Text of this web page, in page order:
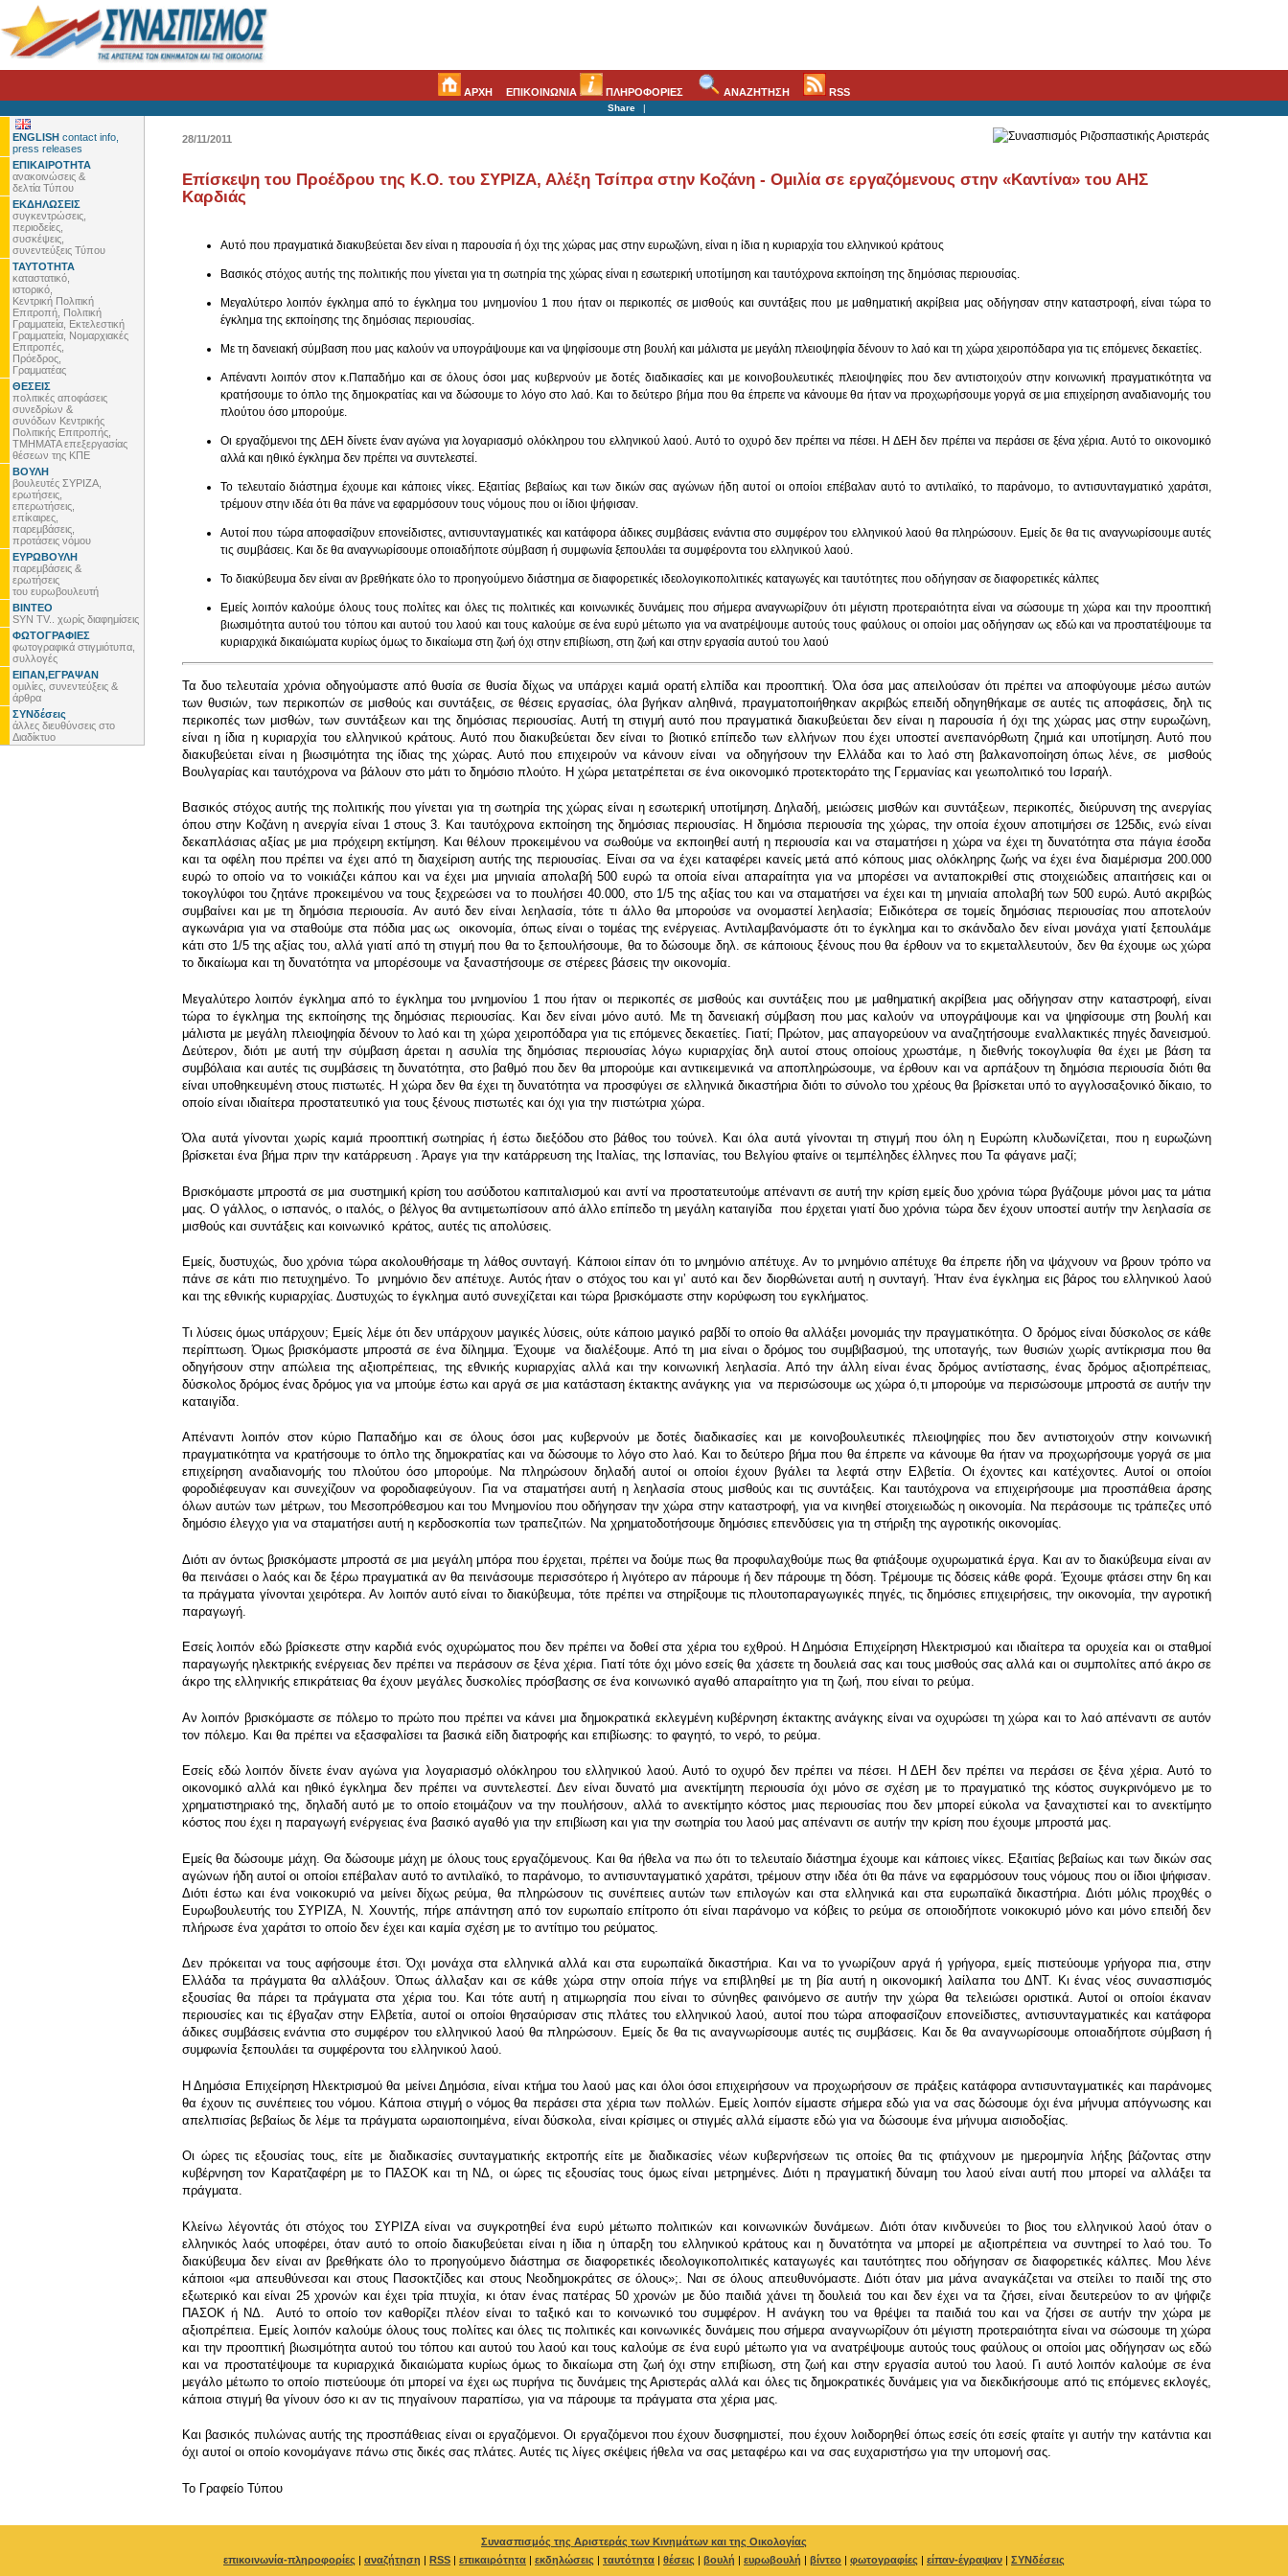
ΑΡΧΗ ΕΠΙΚΟΙΝΩΝΙΑ ΠΛΗΡΟΦΟΡΙΕΣ ΑΝΑΖΗΤΗΣΗ RSS
Share |
ENGLISH contact info,
press releases
ΕΠΙΚΑΙΡΟΤΗΤΑ
ανακοινώσεις &
δελτία Τύπου
ΕΚΔΗΛΩΣΕΙΣ
συγκεντρώσεις,
περιοδείες,
συσκέψεις,
συνεντεύξεις Τύπου
ΤΑΥΤΟΤΗΤΑ
καταστατικό,
ιστορικό,
Κεντρική Πολιτική
Επιτροπή, Πολιτική
Γραμματεία, Εκτελεστική
Γραμματεία, Νομαρχιακές
Επιτροπές,
Πρόεδρος,
Γραμματέας
ΘΕΣΕΙΣ
πολιτικές αποφάσεις
συνεδρίων &
συνόδων Κεντρικής
Πολιτικής Επιτροπής,
ΤΜΗΜΑΤΑ επεξεργασίας
θέσεων της ΚΠΕ
ΒΟΥΛΗ
βουλευτές ΣΥΡΙΖΑ,
ερωτήσεις,
επερωτήσεις,
επίκαιρες,
παρεμβάσεις,
προτάσεις νόμου
ΕΥΡΩΒΟΥΛΗ
παρεμβάσεις &
ερωτήσεις
του ευρωβουλευτή
ΒΙΝΤΕΟ
SYN TV.. χωρίς διαφημίσεις
ΦΩΤΟΓΡΑΦΙΕΣ
φωτογραφικά στιγμιότυπα,
συλλογές
ΕΙΠΑΝ,ΕΓΡΑΨΑΝ
ομιλίες, συνεντεύξεις &
άρθρα
ΣΥΝδέσεις
άλλες διευθύνσεις στο
Διαδίκτυο
28/11/2011
Επίσκεψη του Προέδρου της Κ.Ο. του ΣΥΡΙΖΑ, Αλέξη Τσίπρα στην Κοζάνη - Ομιλία σε εργαζόμενους στην «Καντίνα» του ΑΗΣ
Καρδιάς
Αυτό που πραγματικά διακυβεύεται δεν είναι η παρουσία ή όχι της χώρας μας στην ευρωζώνη, είναι η ίδια η κυριαρχία του ελληνικού κράτους
Βασικός στόχος αυτής της πολιτικής που γίνεται για τη σωτηρία της χώρας είναι η εσωτερική υποτίμηση και ταυτόχρονα εκποίηση της δημόσιας περιουσίας.
Μεγαλύτερο λοιπόν έγκλημα από το έγκλημα του μνημονίου 1 που ήταν οι περικοπές σε μισθούς και συντάξεις που με μαθηματική ακρίβεια μας οδήγησαν στην καταστροφή, είναι τώρα το
έγκλημα της εκποίησης της δημόσιας περιουσίας.
Με τη δανειακή σύμβαση που μας καλούν να υπογράψουμε και να ψηφίσουμε στη βουλή και μάλιστα με μεγάλη πλειοψηφία δένουν το λαό και τη χώρα χειροπόδαρα για τις επόμενες δεκαετίες.
Απέναντι λοιπόν στον κ.Παπαδήμο και σε όλους όσοι μας κυβερνούν με δοτές διαδικασίες και με κοινοβουλευτικές πλειοψηφίες που δεν αντιστοιχούν στην κοινωνική πραγματικότητα να
κρατήσουμε το όπλο της δημοκρατίας και να δώσουμε το λόγο στο λαό. Και το δεύτερο βήμα που θα έπρεπε να κάνουμε θα ήταν να προχωρήσουμε γοργά σε μια επιχείρηση αναδιανομής του
πλούτου όσο μπορούμε.
Οι εργαζόμενοι της ΔΕΗ δίνετε έναν αγώνα για λογαριασμό ολόκληρου του ελληνικού λαού. Αυτό το οχυρό δεν πρέπει να πέσει. Η ΔΕΗ δεν πρέπει να περάσει σε ξένα χέρια. Αυτό το οικονομικό
αλλά και ηθικό έγκλημα δεν πρέπει να συντελεστεί.
Το τελευταίο διάστημα έχουμε και κάποιες νίκες. Εξαιτίας βεβαίως και των δικών σας αγώνων ήδη αυτοί οι οποίοι επέβαλαν αυτό το αντιλαϊκό, το παράνομο, το αντισυνταγματικό χαράτσι,
τρέμουν στην ιδέα ότι θα πάνε να εφαρμόσουν τους νόμους που οι ίδιοι ψήφισαν.
Αυτοί που τώρα αποφασίζουν επονείδιστες, αντισυνταγματικές και κατάφορα άδικες συμβάσεις ενάντια στο συμφέρον του ελληνικού λαού θα πληρώσουν. Εμείς δε θα τις αναγνωρίσουμε αυτές
τις συμβάσεις. Και δε θα αναγνωρίσουμε οποιαδήποτε σύμβαση ή συμφωνία ξεπουλάει τα συμφέροντα του ελληνικού λαού.
Το διακύβευμα δεν είναι αν βρεθήκατε όλο το προηγούμενο διάστημα σε διαφορετικές ιδεολογικοπολιτικές καταγωγές και ταυτότητες που οδήγησαν σε διαφορετικές κάλπες
Εμείς λοιπόν καλούμε όλους τους πολίτες και όλες τις πολιτικές και κοινωνικές δυνάμεις που σήμερα αναγνωρίζουν ότι μέγιστη προτεραιότητα είναι να σώσουμε τη χώρα και την προοπτική
βιωσιμότητα αυτού του τόπου και αυτού του λαού και τους καλούμε σε ένα ευρύ μέτωπο για να ανατρέψουμε αυτούς τους φαύλους οι οποίοι μας οδήγησαν ως εδώ και να προστατέψουμε τα
κυριαρχικά δικαιώματα κυρίως όμως το δικαίωμα στη ζωή όχι στην επιβίωση, στη ζωή και στην εργασία αυτού του λαού
Τα δυο τελευταία χρόνια οδηγούμαστε από θυσία σε θυσία δίχως να υπάρχει καμιά ορατή ελπίδα και προοπτική. Όλα όσα μας απειλούσαν ότι πρέπει να αποφύγουμε μέσω αυτών
των θυσιών, των περικοπών σε μισθούς και συντάξεις, σε θέσεις εργασίας, όλα βγήκαν αληθινά, πραγματοποιήθηκαν ακριβώς επειδή οδηγηθήκαμε σε αυτές τις αποφάσεις, δηλ τις
περικοπές των μισθών, των συντάξεων και της δημόσιας περιουσίας. Αυτή τη στιγμή αυτό που πραγματικά διακυβεύεται δεν είναι η παρουσία ή όχι της χώρας μας στην ευρωζώνη,
είναι η ίδια η κυριαρχία του ελληνικού κράτους. Αυτό που διακυβεύεται δεν είναι το βιοτικό επίπεδο των ελλήνων που έχει υποστεί ανεπανόρθωτη ζημιά και υποτίμηση. Αυτό που
διακυβεύεται είναι η βιωσιμότητα της ίδιας της χώρας. Αυτό που επιχειρούν να κάνουν είναι να οδηγήσουν την Ελλάδα και το λαό στη βαλκανοποίηση όπως λένε, σε μισθούς
Βουλγαρίας και ταυτόχρονα να βάλουν στο μάτι το δημόσιο πλούτο. Η χώρα μετατρέπεται σε ένα οικονομικό προτεκτοράτο της Γερμανίας και γεωπολιτικό του Ισραήλ.
Βασικός στόχος αυτής της πολιτικής που γίνεται για τη σωτηρία της χώρας είναι η εσωτερική υποτίμηση. Δηλαδή, μειώσεις μισθών και συντάξεων, περικοπές, διεύρυνση της ανεργίας
όπου στην Κοζάνη η ανεργία είναι 1 στους 3. Και ταυτόχρονα εκποίηση της δημόσιας περιουσίας. Η δημόσια περιουσία της χώρας, την οποία έχουν αποτιμήσει σε 125δις, ενώ είναι
δεκαπλάσιας αξίας με μια πρόχειρη εκτίμηση. Και θέλουν προκειμένου να σωθούμε να εκποιηθεί αυτή η περιουσία και να σταματήσει η χώρα να έχει τη δυνατότητα στα πάγια έσοδα
και τα οφέλη που πρέπει να έχει από τη διαχείριση αυτής της περιουσίας. Είναι σα να έχει καταφέρει κανείς μετά από κόπους μιας ολόκληρης ζωής να έχει ένα διαμέρισμα 200.000
ευρώ το οποίο να το νοικιάζει κάπου και να έχει μια μηνιαία απολαβή 500 ευρώ τα οποία είναι απαραίτητα για να μπορέσει να ανταποκριθεί στις στοιχειώδεις απαιτήσεις και οι
τοκογλύφοι του ζητάνε προκειμένου να τους ξεχρεώσει να το πουλήσει 40.000, στο 1/5 της αξίας του και να σταματήσει να έχει και τη μηνιαία απολαβή των 500 ευρώ. Αυτό ακριβώς
συμβαίνει και με τη δημόσια περιουσία. Αν αυτό δεν είναι λεηλασία, τότε τι άλλο θα μπορούσε να ονομαστεί λεηλασία; Ειδικότερα σε τομείς δημόσιας περιουσίας που αποτελούν
αγκωνάρια για να σταθούμε στα πόδια μας ως οικονομία, όπως είναι ο τομέας της ενέργειας. Αντιλαμβανόμαστε ότι το έγκλημα και το σκάνδαλο δεν είναι μονάχα γιατί ξεπουλάμε
κάτι στο 1/5 της αξίας του, αλλά γιατί από τη στιγμή που θα το ξεπουλήσουμε, θα το δώσουμε δηλ. σε κάποιους ξένους που θα έρθουν να το εκμεταλλευτούν, δεν θα έχουμε ως χώρα
το δικαίωμα και τη δυνατότητα να μπορέσουμε να ξαναστήσουμε σε στέρεες βάσεις την οικονομία.
Μεγαλύτερο λοιπόν έγκλημα από το έγκλημα του μνημονίου 1 που ήταν οι περικοπές σε μισθούς και συντάξεις που με μαθηματική ακρίβεια μας οδήγησαν στην καταστροφή, είναι
τώρα το έγκλημα της εκποίησης της δημόσιας περιουσίας. Και δεν είναι μόνο αυτό. Με τη δανειακή σύμβαση που μας καλούν να υπογράψουμε και να ψηφίσουμε στη βουλή και
μάλιστα με μεγάλη πλειοψηφία δένουν το λαό και τη χώρα χειροπόδαρα για τις επόμενες δεκαετίες. Γιατί; Πρώτον, μας απαγορεύουν να αναζητήσουμε εναλλακτικές πηγές δανεισμού.
Δεύτερον, διότι με αυτή την σύμβαση άρεται η ασυλία της δημόσιας περιουσίας λόγω κυριαρχίας δηλ αυτοί στους οποίους χρωστάμε, η διεθνής τοκογλυφία θα έχει με βάση τα
συμβόλαια και αυτές τις συμβάσεις τη δυνατότητα, στο βαθμό που δεν θα μπορούμε και αντικειμενικά να αποπληρώσουμε, να έρθουν και να αρπάξουν τη δημόσια περιουσία διότι θα
είναι υποθηκευμένη στους πιστωτές. Η χώρα δεν θα έχει τη δυνατότητα να προσφύγει σε ελληνικά δικαστήρια διότι το σύνολο του χρέους θα βρίσκεται υπό το αγγλοσαξονικό δίκαιο, το
οποίο είναι ιδιαίτερα προστατευτικό για τους ξένους πιστωτές και όχι για την πιστώτρια χώρα.
Όλα αυτά γίνονται χωρίς καμιά προοπτική σωτηρίας ή έστω διεξόδου στο βάθος του τούνελ. Και όλα αυτά γίνονται τη στιγμή που όλη η Ευρώπη κλυδωνίζεται, που η ευρωζώνη
βρίσκεται ένα βήμα πριν την κατάρρευση . Άραγε για την κατάρρευση της Ιταλίας, της Ισπανίας, του Βελγίου φταίνε οι τεμπέληδες έλληνες που Τα φάγανε μαζί;
Βρισκόμαστε μπροστά σε μια συστημική κρίση του ασύδοτου καπιταλισμού και αντί να προστατευτούμε απέναντι σε αυτή την κρίση εμείς δυο χρόνια τώρα βγάζουμε μόνοι μας τα μάτια
μας. Ο γάλλος, ο ισπανός, ο ιταλός, ο βέλγος θα αντιμετωπίσουν από άλλο επίπεδο τη μεγάλη καταιγίδα που έρχεται γιατί δυο χρόνια τώρα δεν έχουν υποστεί αυτήν την λεηλασία σε
μισθούς και συντάξεις και κοινωνικό κράτος, αυτές τις απολύσεις.
Εμείς, δυστυχώς, δυο χρόνια τώρα ακολουθήσαμε τη λάθος συνταγή. Κάποιοι είπαν ότι το μνημόνιο απέτυχε. Αν το μνημόνιο απέτυχε θα έπρεπε ήδη να ψάχνουν να βρουν τρόπο να
πάνε σε κάτι πιο πετυχημένο. Το μνημόνιο δεν απέτυχε. Αυτός ήταν ο στόχος του και γιʼ αυτό και δεν διορθώνεται αυτή η συνταγή. Ήταν ένα έγκλημα εις βάρος του ελληνικού λαού
και της εθνικής κυριαρχίας. Δυστυχώς το έγκλημα αυτό συνεχίζεται και τώρα βρισκόμαστε στην κορύφωση του εγκλήματος.
Τι λύσεις όμως υπάρχουν; Εμείς λέμε ότι δεν υπάρχουν μαγικές λύσεις, ούτε κάποιο μαγικό ραβδί το οποίο θα αλλάξει μονομιάς την πραγματικότητα. Ο δρόμος είναι δύσκολος σε κάθε
περίπτωση. Όμως βρισκόμαστε μπροστά σε ένα δίλημμα. Έχουμε να διαλέξουμε. Από τη μια είναι ο δρόμος του συμβιβασμού, της υποταγής, των θυσιών χωρίς αντίκρισμα που θα
οδηγήσουν στην απώλεια της αξιοπρέπειας, της εθνικής κυριαρχίας αλλά και την κοινωνική λεηλασία. Από την άλλη είναι ένας δρόμος αντίστασης, ένας δρόμος αξιοπρέπειας,
δύσκολος δρόμος ένας δρόμος για να μπούμε έστω και αργά σε μια κατάσταση έκτακτης ανάγκης για να περισώσουμε ως χώρα ό,τι μπορούμε να περισώσουμε μπροστά σε αυτήν την
καταιγίδα.
Απέναντι λοιπόν στον κύριο Παπαδήμο και σε όλους όσοι μας κυβερνούν με δοτές διαδικασίες και με κοινοβουλευτικές πλειοψηφίες που δεν αντιστοιχούν στην κοινωνική
πραγματικότητα να κρατήσουμε το όπλο της δημοκρατίας και να δώσουμε το λόγο στο λαό. Και το δεύτερο βήμα που θα έπρεπε να κάνουμε θα ήταν να προχωρήσουμε γοργά σε μια
επιχείρηση αναδιανομής του πλούτου όσο μπορούμε. Να πληρώσουν δηλαδή αυτοί οι οποίοι έχουν βγάλει τα λεφτά στην Ελβετία. Οι έχοντες και κατέχοντες. Αυτοί οι οποίοι
φοροδιέφευγαν και συνεχίζουν να φοροδιαφεύγουν. Για να σταματήσει αυτή η λεηλασία στους μισθούς και τις συντάξεις. Και ταυτόχρονα να επιχειρήσουμε μια προσπάθεια άρσης
όλων αυτών των μέτρων, του Μεσοπρόθεσμου και του Μνημονίου που οδήγησαν την χώρα στην καταστροφή, για να κινηθεί στοιχειωδώς η οικονομία. Να περάσουμε τις τράπεζες υπό
δημόσιο έλεγχο για να σταματήσει αυτή η κερδοσκοπία των τραπεζιτών. Να χρηματοδοτήσουμε δημόσιες επενδύσεις για τη στήριξη της αγροτικής οικονομίας.
Διότι αν όντως βρισκόμαστε μπροστά σε μια μεγάλη μπόρα που έρχεται, πρέπει να δούμε πως θα προφυλαχθούμε πως θα φτιάξουμε οχυρωματικά έργα. Και αν το διακύβευμα είναι αν
θα πεινάσει ο λαός και δε ξέρω πραγματικά αν θα πεινάσουμε περισσότερο ή λιγότερο αν πάρουμε ή δεν πάρουμε τη δόση. Τρέμουμε τις δόσεις κάθε φορά. Έχουμε φτάσει στην 6η και
τα πράγματα γίνονται χειρότερα. Αν λοιπόν αυτό είναι το διακύβευμα, τότε πρέπει να στηρίξουμε τις πλουτοπαραγωγικές πηγές, τις δημόσιες επιχειρήσεις, την οικονομία, την αγροτική
παραγωγή.
Εσείς λοιπόν εδώ βρίσκεστε στην καρδιά ενός οχυρώματος που δεν πρέπει να δοθεί στα χέρια του εχθρού. Η Δημόσια Επιχείρηση Ηλεκτρισμού και ιδιαίτερα τα ορυχεία και οι σταθμοί
παραγωγής ηλεκτρικής ενέργειας δεν πρέπει να περάσουν σε ξένα χέρια. Γιατί τότε όχι μόνο εσείς θα χάσετε τη δουλειά σας και τους μισθούς σας αλλά και οι συμπολίτες από άκρο σε
άκρο της ελληνικής επικράτειας θα έχουν μεγάλες δυσκολίες πρόσβασης σε ένα κοινωνικό αγαθό απαραίτητο για τη ζωή, που είναι το ρεύμα.
Αν λοιπόν βρισκόμαστε σε πόλεμο το πρώτο που πρέπει να κάνει μια δημοκρατικά εκλεγμένη κυβέρνηση έκτακτης ανάγκης είναι να οχυρώσει τη χώρα και το λαό απέναντι σε αυτόν
τον πόλεμο. Και θα πρέπει να εξασφαλίσει τα βασικά είδη διατροφής και επιβίωσης: το φαγητό, το νερό, το ρεύμα.
Εσείς εδώ λοιπόν δίνετε έναν αγώνα για λογαριασμό ολόκληρου του ελληνικού λαού. Αυτό το οχυρό δεν πρέπει να πέσει. Η ΔΕΗ δεν πρέπει να περάσει σε ξένα χέρια. Αυτό το
οικονομικό αλλά και ηθικό έγκλημα δεν πρέπει να συντελεστεί. Δεν είναι δυνατό μια ανεκτίμητη περιουσία όχι μόνο σε σχέση με το πραγματικό της κόστος συγκρινόμενο με το
χρηματιστηριακό της, δηλαδή αυτό με το οποίο ετοιμάζουν να την πουλήσουν, αλλά το ανεκτίμητο κόστος μιας περιουσίας που δεν μπορεί εύκολα να ξαναχτιστεί και το ανεκτίμητο
κόστος που έχει η παραγωγή ενέργειας ένα βασικό αγαθό για την επιβίωση και για την σωτηρία του λαού μας απέναντι σε αυτήν την κρίση που έχουμε μπροστά μας.
Εμείς θα δώσουμε μάχη. Θα δώσουμε μάχη με όλους τους εργαζόμενους. Και θα ήθελα να πω ότι το τελευταίο διάστημα έχουμε και κάποιες νίκες. Εξαιτίας βεβαίως και των δικών σας
αγώνων ήδη αυτοί οι οποίοι επέβαλαν αυτό το αντιλαϊκό, το παράνομο, το αντισυνταγματικό χαράτσι, τρέμουν στην ιδέα ότι θα πάνε να εφαρμόσουν τους νόμους που οι ίδιοι ψήφισαν.
Διότι έστω και ένα νοικοκυριό να μείνει δίχως ρεύμα, θα πληρώσουν τις συνέπειες αυτών των επιλογών και στα ελληνικά και στα ευρωπαϊκά δικαστήρια. Διότι μόλις προχθές ο
Ευρωβουλευτής του ΣΥΡΙΖΑ, Ν. Χουντής, πήρε απάντηση από τον ευρωπαίο επίτροπο ότι είναι παράνομο να κόβεις το ρεύμα σε οποιοδήποτε νοικοκυριό μόνο και μόνο επειδή δεν
πλήρωσε ένα χαράτσι το οποίο δεν έχει και καμία σχέση με το αντίτιμο του ρεύματος.
Δεν πρόκειται να τους αφήσουμε έτσι. Όχι μονάχα στα ελληνικά αλλά και στα ευρωπαϊκά δικαστήρια. Και να το γνωρίζουν αργά ή γρήγορα, εμείς πιστεύουμε γρήγορα πια, στην
Ελλάδα τα πράγματα θα αλλάξουν. Όπως άλλαξαν και σε κάθε χώρα στην οποία πήγε να επιβληθεί με τη βία αυτή η οικονομική λαίλαπα του ΔΝΤ. Κι ένας νέος συνασπισμός
εξουσίας θα πάρει τα πράγματα στα χέρια του. Και τότε αυτή η ατιμωρησία που είναι το σύνηθες φαινόμενο σε αυτήν την χώρα θα τελειώσει οριστικά. Αυτοί οι οποίοι έκαναν
περιουσίες και τις έβγαζαν στην Ελβετία, αυτοί οι οποίοι θησαύρισαν στις πλάτες του ελληνικού λαού, αυτοί που τώρα αποφασίζουν επονείδιστες, αντισυνταγματικές και κατάφορα
άδικες συμβάσεις ενάντια στο συμφέρον του ελληνικού λαού θα πληρώσουν. Εμείς δε θα τις αναγνωρίσουμε αυτές τις συμβάσεις. Και δε θα αναγνωρίσουμε οποιαδήποτε σύμβαση ή
συμφωνία ξεπουλάει τα συμφέροντα του ελληνικού λαού.
Η Δημόσια Επιχείρηση Ηλεκτρισμού θα μείνει Δημόσια, είναι κτήμα του λαού μας και όλοι όσοι επιχειρήσουν να προχωρήσουν σε πράξεις κατάφορα αντισυνταγματικές και παράνομες
θα έχουν τις συνέπειες του νόμου. Κάποια στιγμή ο νόμος θα περάσει στα χέρια των πολλών. Εμείς λοιπόν είμαστε σήμερα εδώ για να σας δώσουμε όχι ένα μήνυμα απόγνωσης και
απελπισίας βεβαίως δε λέμε τα πράγματα ωραιοποιημένα, είναι δύσκολα, είναι κρίσιμες οι στιγμές αλλά είμαστε εδώ για να δώσουμε ένα μήνυμα αισιοδοξίας.
Οι ώρες τις εξουσίας τους, είτε με διαδικασίες συνταγματικής εκτροπής είτε με διαδικασίες νέων κυβερνήσεων τις οποίες θα τις φτιάχνουν με ημερομηνία λήξης βάζοντας στην
κυβέρνηση τον Καρατζαφέρη με το ΠΑΣΟΚ και τη ΝΔ, οι ώρες τις εξουσίας τους όμως είναι μετρημένες. Διότι η πραγματική δύναμη του λαού είναι αυτή που μπορεί να αλλάξει τα
πράγματα.
Κλείνω λέγοντάς ότι στόχος του ΣΥΡΙΖΑ είναι να συγκροτηθεί ένα ευρύ μέτωπο πολιτικών και κοινωνικών δυνάμεων. Διότι όταν κινδυνεύει το βιος του ελληνικού λαού όταν ο
ελληνικός λαός υποφέρει, όταν αυτό το οποίο διακυβεύεται είναι η ίδια η ύπαρξη του ελληνικού κράτους και η δυνατότητα να μπορεί με αξιοπρέπεια να συντηρεί το λαό του. Το
διακύβευμα δεν είναι αν βρεθήκατε όλο το προηγούμενο διάστημα σε διαφορετικές ιδεολογικοπολιτικές καταγωγές και ταυτότητες που οδήγησαν σε διαφορετικές κάλπες. Μου λένε
κάποιοι «μα απευθύνεσαι και στους Πασοκτζίδες και στους Νεοδημοκράτες σε όλους»;. Ναι σε όλους απευθυνόμαστε. Διότι όταν μια μάνα αναγκάζεται να στείλει το παιδί της στο
εξωτερικό και είναι 25 χρονών και έχει τρία πτυχία, κι όταν ένας πατέρας 50 χρονών με δύο παιδιά χάνει τη δουλειά του και δεν έχει να τα ζήσει, είναι δευτερεύον το αν ψήφιζε
ΠΑΣΟΚ ή ΝΔ. Αυτό το οποίο τον καθορίζει πλέον είναι το ταξικό και το κοινωνικό του συμφέρον. Η ανάγκη του να θρέψει τα παιδιά του και να ζήσει σε αυτήν την χώρα με
αξιοπρέπεια. Εμείς λοιπόν καλούμε όλους τους πολίτες και όλες τις πολιτικές και κοινωνικές δυνάμεις που σήμερα αναγνωρίζουν ότι μέγιστη προτεραιότητα είναι να σώσουμε τη χώρα
και την προοπτική βιωσιμότητα αυτού του τόπου και αυτού του λαού και τους καλούμε σε ένα ευρύ μέτωπο για να ανατρέψουμε αυτούς τους φαύλους οι οποίοι μας οδήγησαν ως εδώ
και να προστατέψουμε τα κυριαρχικά δικαιώματα κυρίως όμως το δικαίωμα στη ζωή όχι στην επιβίωση, στη ζωή και στην εργασία αυτού του λαού. Γι αυτό λοιπόν καλούμε σε ένα
μεγάλο μέτωπο το οποίο πιστεύουμε ότι μπορεί να έχει ως πυρήνα τις δυνάμεις της Αριστεράς αλλά και όλες τις δημοκρατικές δυνάμεις για να διεκδικήσουμε από τις επόμενες εκλογές,
κάποια στιγμή θα γίνουν όσο κι αν τις πηγαίνουν παραπίσω, για να πάρουμε τα πράγματα στα χέρια μας.
Και βασικός πυλώνας αυτής της προσπάθειας είναι οι εργαζόμενοι. Οι εργαζόμενοι που έχουν δυσφημιστεί, που έχουν λοιδορηθεί όπως εσείς ότι εσείς φταίτε γι αυτήν την κατάντια και
όχι αυτοί οι οποίο κονομάγανε πάνω στις δικές σας πλάτες. Αυτές τις λίγες σκέψεις ήθελα να σας μεταφέρω και να σας ευχαριστήσω για την υπομονή σας.
To Γραφείο Τύπου
Συνασπισμός της Αριστεράς των Κινημάτων και της Οικολογίας
επικοινωνία-πληροφορίες | αναζήτηση | RSS | επικαιρότητα | εκδηλώσεις | ταυτότητα | θέσεις | βουλή | ευρωβουλή | βίντεο | φωτογραφίες | είπαν-έγραψαν | ΣΥΝδέσεις